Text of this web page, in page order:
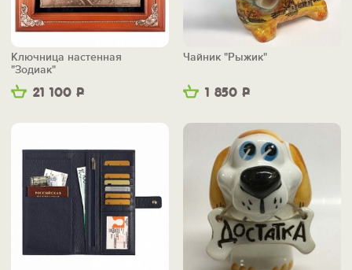
21 100 Р
Ключница настенная
"Зодиак"
1 850 Р
Чайник "Рыжик"